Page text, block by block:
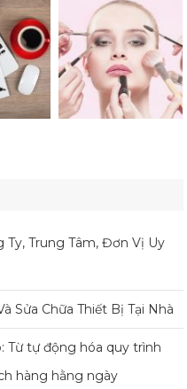
Ty, Trung Tâm, Đơn Vị Uy
Sửa Chữa Thiết Bị Tại Nhà
Từ tự động hóa quy trình
hàng hằng ngày